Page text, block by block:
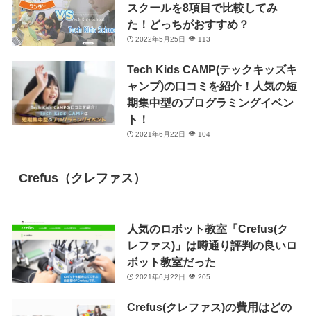
スクールを8項目で比較してみ
た！どっちがおすすめ？
2022年5月25日 113
Tech Kids CAMP(テックキッズキ
ャンプ)の口コミを紹介！人気の短
期集中型のプログラミングイベン
ト！
2021年6月22日 104
Crefus（クレファス）
人気のロボット教室「Crefus(ク
レファス)」は噂通り評判の良いロ
ボット教室だった
2021年6月22日 205
Crefus(クレファス)の費用はどの